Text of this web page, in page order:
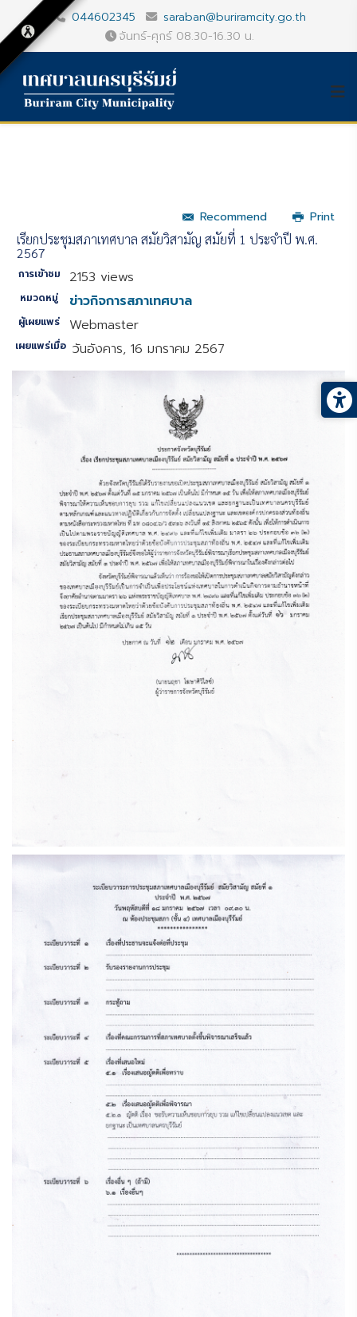
044602345
saraban@buriramcity.go.th
จันทร์-ศุกร์ 08.30-16.30 น.
Recommend
Print
เรียกประชุมสภาเทศบาล สมัยวิสามัญ สมัยที่ 1 ประจำปี พ.ศ.
2567
การเข้าชม 2153 views
หมวดหมู่ ข่าวกิจการสภาเทศบาล
ผู้เผยแพร่ Webmaster
เผยแพร่เมื่อ วันอังคาร, 16 มกราคม 2567